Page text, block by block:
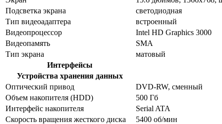
Подсветка экрана
светодиодная
Тип видеоадаптера
встроенный
Видеопроцессор
Intel HD Graphics 3000
Видеопамять
SMA
Тип экрана
матовый
Интерфейсы
Устройства хранения данных
Оптический привод
DVD-RW, сменный
Объем накопителя (HDD)
500 Гб
Интерфейс накопителя
Serial ATA
Скорость вращения жесткого диска
5400 об/мин